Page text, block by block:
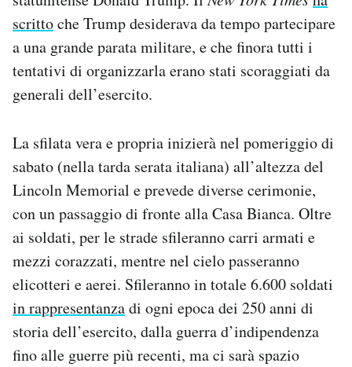
Esci
scrittoche Trump desiderava da tempo partecipare
a una grande parata militare, e che finora tutti i
tentativi di organizzarla erano stati scoraggiati da
generali dell’esercito.
La sfilata vera e propria inizierà nel pomeriggio di
sabato (nella tarda serata italiana) all’altezza del
Lincoln Memorial e prevede diverse cerimonie,
con un passaggio di fronte alla Casa Bianca. Oltre
ai soldati, per le strade sfileranno carri armati e
mezzi corazzati, mentre nel cielo passeranno
elicotteri e aerei. Sfileranno in totale 6.600 soldati
in rappresentanzadi ogni epoca dei 250 anni di
storia dell’esercito, dalla guerra d’indipendenza
fino alle guerre più recenti, ma ci sarà spazio